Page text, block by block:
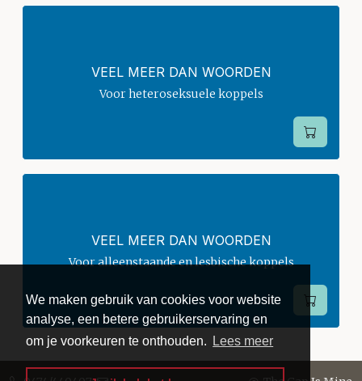
We maken gebruik van cookies voor website
analyse, een betere gebruikerservaring en
om je voorkeuren te onthouden.
Lees meer
VEEL MEER DAN WOORDEN
Voor heteroseksuele koppels
VEEL MEER DAN WOORDEN
Voor alleenstaande en lesbische koppels